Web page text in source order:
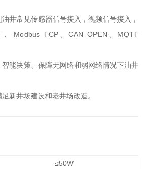
井常见传感器信号接入，视频信号接入，
Modbus_TCP、CAN_OPEN、MQTT
能决策、保障无网络和弱网络情况下油井
新井场建设和老井场改造。
≤50W